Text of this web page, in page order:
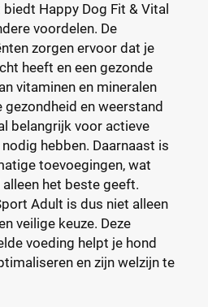
Happy Dog Fit & Vital
voordelen. De
zorgen ervoor dat je
heeft en een gezonde
vitaminen en mineralen
en weerstand
belangrijk voor actieve
hebben. Daarnaast is
toevoegingen, wat
het beste geeft.
Adult is dus niet alleen
veilige keuze. Deze
voeding helpt je hond
en zijn welzijn te